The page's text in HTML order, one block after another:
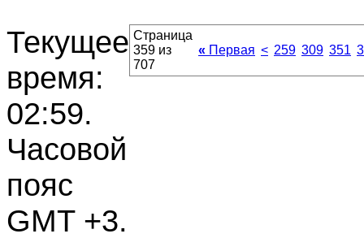
Текущее
время:
02:59.
Часовой
пояс
GMT +3.
Страница
359 из
707
« Первая < 259 309 351